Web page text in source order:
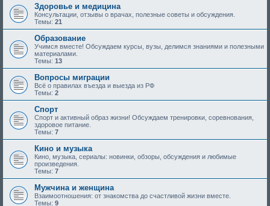
Здоровье и медицина
Консультации, отзывы о врачах, полезные советы и обсуждения.
Темы: 21
Образование
Учимся вместе! Обсуждаем курсы, вузы, делимся знаниями и полезными
материалами.
Темы: 13
Вопросы миграции
Всё о правилах въезда и выезда из РФ
Темы: 2
Спорт
Спорт и активный образ жизни! Обсуждаем тренировки, соревнования,
здоровое питание.
Темы: 7
Кино и музыка
Кино, музыка, сериалы: новинки, обзоры, обсуждения и любимые
произведения.
Темы: 7
Мужчина и женщина
Взаимоотношения: от знакомства до счастливой жизни вместе.
Темы: 9